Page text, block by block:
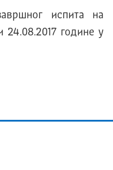
испита на
24.08.2017 године у